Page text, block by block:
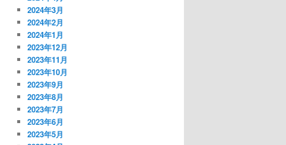
2024年3月
2024年2月
2024年1月
2023年12月
2023年11月
2023年10月
2023年9月
2023年8月
2023年7月
2023年6月
2023年5月